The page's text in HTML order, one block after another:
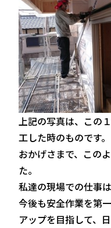
上記の写真は、この
工した時のものです。
おかげさまで、この
た。
私達の現場での仕事
今後も安全作業を第
アップを目指して、